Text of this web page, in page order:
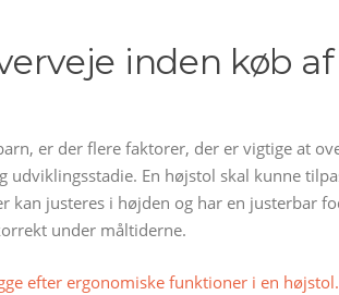
inden køb
er der flere faktorer, der er vigtige at
En højstol skal kunne
kan justeres i højden og har en justerbar
under måltiderne.
efter ergonomiske funktioner i en højstol.